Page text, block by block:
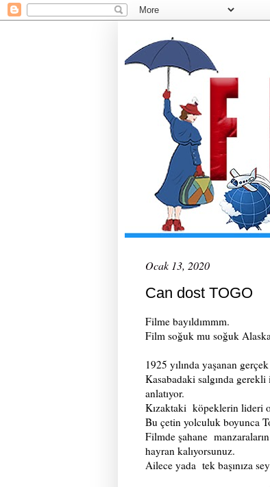
Ocak 13, 2020
Can dost TOGO
Filme bayıldımmm.
Film soğuk mu soğuk
1925 yılında yaşanan
Kasabadaki salgında gerekli
anlatıyor.
Kızaktaki köpeklerin lideri
Bu çetin yolculuk boyunca
Filmde şahane
hayran kalıyorsunuz.
Ailece yada tek başınıza